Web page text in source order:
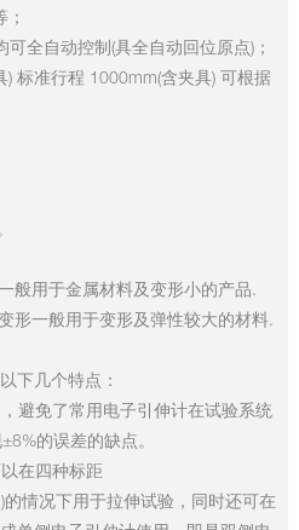
全自动控制(具全自动回位原点)；
) 标准行程 1000mm(含夹具) 可根据
般用于金属材料及变形小的产品.
形一般用于变形及弹性较大的材料.
下几个特点：
避免了常用电子引伸计在试验系统
的误差的缺点。
在四种标距
情况下用于拉伸试验，同时还可在